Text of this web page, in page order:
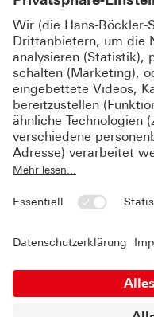
Geschichte:
EIN WERK VIELER
Vor 50 Jahren
der Kapitaleigner in
Kulturleistung.